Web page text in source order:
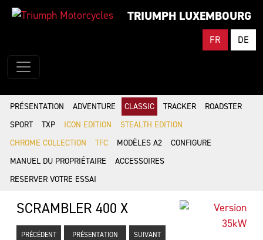
TRIUMPH LUXEMBOURG
FR DE
PRÉSENTATION ADVENTURE CLASSIC TRACKER
ROADSTER
SPORT
TXP ICON EDITION
STEALTH EDITION
CHROME COLLECTION
TFC MODÈLES A2
CONFIGURE
MANUEL DU PROPRIÉTAIRE
ACCESSOIRES
RESERVER VOTRE ESSAI
SCRAMBLER 400 X
PRÉCÉDENT PRÉSENTATION SUIVANT